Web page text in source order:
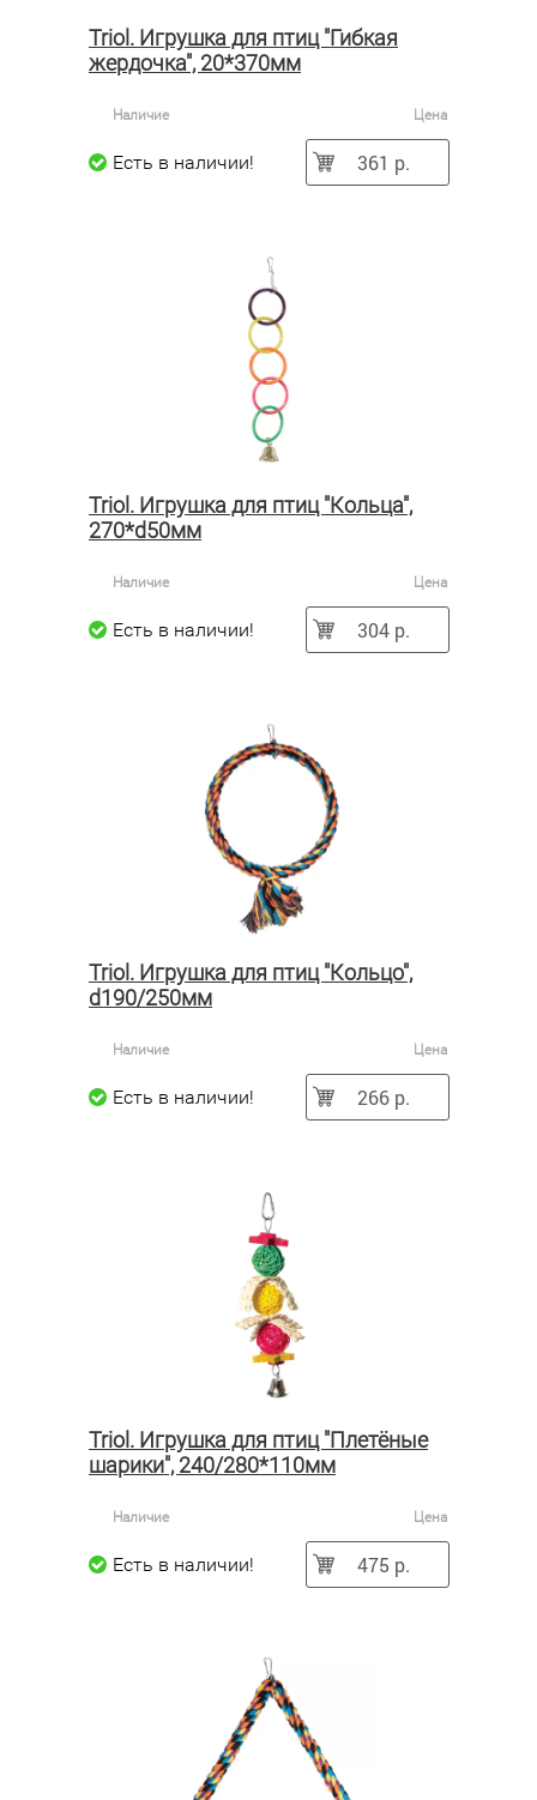
Triol. Игрушка для птиц "Гибкая
жердочка", 20*370мм
Наличие Цена
Есть в наличии! 361 р.
Triol. Игрушка для птиц "Кольца",
270*d50мм
Наличие Цена
Есть в наличии! 304 р.
Triol. Игрушка для птиц "Кольцо",
d190/250мм
Наличие Цена
Есть в наличии! 266 р.
Triol. Игрушка для птиц "Плетёные
шарики", 240/280*110мм
Наличие Цена
Есть в наличии! 475 р.